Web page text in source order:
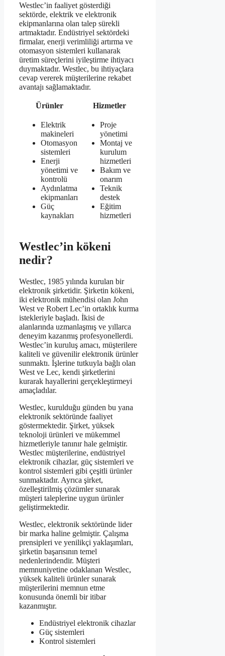
Westlec’in faaliyet gösterdiği
sektörde, elektrik ve elektronik
ekipmanlarına olan talep sürekli
artmaktadır. Endüstriyel sektördeki
firmalar, enerji verimliliği artırma ve
otomasyon sistemleri kullanarak
üretim süreçlerini iyileştirme ihtiyacı
duymaktadır. Westlec, bu ihtiyaçlara
cevap vererek müşterilerine rekabet
avantajı sağlamaktadır.
Ürünler Hizmetler
Elektrik
makineleri
Otomasyon
sistemleri
Enerji
yönetimi ve
kontrolü
Aydınlatma
ekipmanları
Güç
kaynakları
Proje
yönetimi
Montaj ve
kurulum
hizmetleri
Bakım ve
onarım
Teknik
destek
Eğitim
hizmetleri
Westlec’in kökeni
nedir?
Westlec, 1985 yılında kurulan bir
elektronik şirketidir. Şirketin kökeni,
iki elektronik mühendisi olan John
West ve Robert Lec’in ortaklık kurma
istekleriyle başladı. İkisi de
alanlarında uzmanlaşmış ve yıllarca
deneyim kazanmış profesyonellerdi.
Westlec’in kuruluş amacı, müşterilere
kaliteli ve güvenilir elektronik ürünler
sunmaktı. İşlerine tutkuyla bağlı olan
West ve Lec, kendi şirketlerini
kurarak hayallerini gerçekleştirmeyi
amaçladılar.
Westlec, kurulduğu günden bu yana
elektronik sektöründe faaliyet
göstermektedir. Şirket, yüksek
teknoloji ürünleri ve mükemmel
hizmetleriyle tanınır hale gelmiştir.
Westlec müşterilerine, endüstriyel
elektronik cihazlar, güç sistemleri ve
kontrol sistemleri gibi çeşitli ürünler
sunmaktadır. Ayrıca şirket,
özelleştirilmiş çözümler sunarak
müşteri taleplerine uygun ürünler
geliştirmektedir.
Westlec, elektronik sektöründe lider
bir marka haline gelmiştir. Çalışma
prensipleri ve yenilikçi yaklaşımları,
şirketin başarısının temel
nedenlerindendir. Müşteri
memnuniyetine odaklanan Westlec,
yüksek kaliteli ürünler sunarak
müşterilerini memnun etme
konusunda önemli bir itibar
kazanmıştır.
Endüstriyel elektronik cihazlar
Güç sistemleri
Kontrol sistemleri